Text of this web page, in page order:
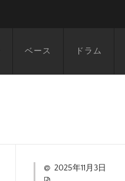
ベース ドラム
2025年11月3日